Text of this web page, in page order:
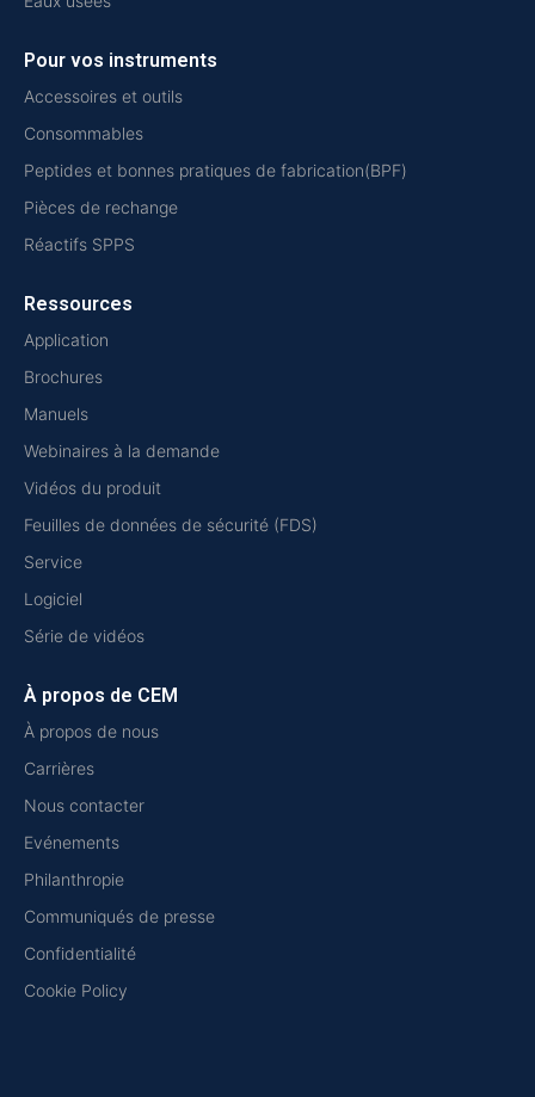
Pour vos instruments
Accessoires et outils
Consommables
Peptides et bonnes pratiques de fabrication(BPF)
Pièces de rechange
Réactifs SPPS
Ressources
Application
Brochures
Manuels
Webinaires à la demande
Vidéos du produit
Feuilles de données de sécurité (FDS)
Service
Logiciel
Série de vidéos
À propos de CEM
À propos de nous
Carrières
Nous contacter
Evénements
Philanthropie
Communiqués de presse
Confidentialité
Cookie Policy